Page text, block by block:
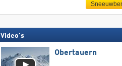
Video's
Obertauern